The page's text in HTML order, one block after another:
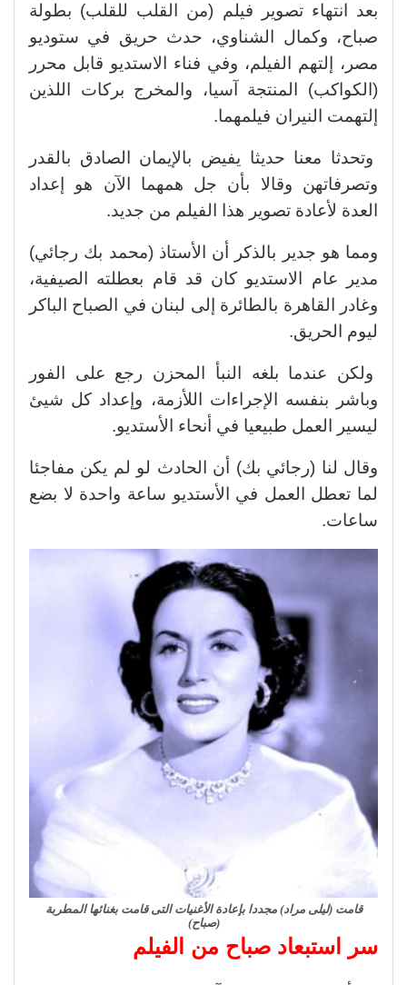
بعد انتهاء تصوير فيلم (من القلب للقلب) بطولة
صباح، وكمال الشناوي، حدث حريق في ستوديو
مصر، إلتهم الفيلم، وفي فناء الاستديو قابل محرر
(الكواكب) المنتجة آسيا، والمخرج بركات اللذين
إلتهمت النيران فيلمهما.
وتحدثا معنا حديثا يفيض بالإيمان الصادق بالقدر
وتصرفاتهن وقالا بأن جل همهما الآن هو إعداد
العدة لأعادة تصوير هذا الفيلم من جديد.
ومما هو جدير بالذكر أن الأستاذ (محمد بك رجائي)
مدير عام الاستديو كان قد قام بعطلته الصيفية،
وغادر القاهرة بالطائرة إلى لبنان في الصباح الباكر
ليوم الحريق.
ولكن عندما بلغه النبأ المحزن رجع على الفور
وباشر بنفسه الإجراءات اللأزمة، وإعداد كل شيئ
ليسير العمل طبيعيا في أنحاء الأستديو.
وقال لنا (رجائي بك) أن الحادث لو لم يكن مفاجئا
لما تعطل العمل في الأستديو ساعة واحدة لا بضع
ساعات.
قامت (ليلى مراد) مجددا بإعادة الأغنيات التى قامت بغنائها المطربة
(صباح)
سر استبعاد صباح من الفيلم